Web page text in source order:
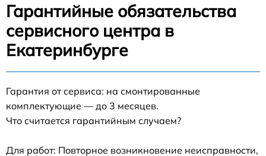
Гарантийные обязательства
сервисного центра в
Екатеринбурге
Гарантия от сервиса: на смонтированные
комплектующие — до 3 месяцев.
Что считается гарантийным случаем?
Для работ: Повторное возникновение неисправности,